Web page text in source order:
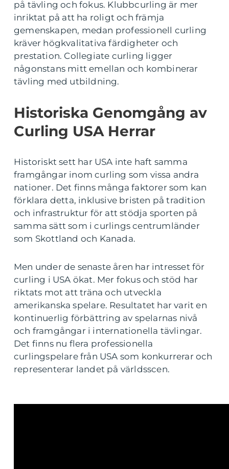
på tävling och fokus. Klubbcurling är mer
inriktat på att ha roligt och främja
gemenskapen, medan professionell curling
kräver högkvalitativa färdigheter och
prestation. Collegiate curling ligger
någonstans mitt emellan och kombinerar
tävling med utbildning.
Historiska Genomgång av
Curling USA Herrar
Historiskt sett har USA inte haft samma
framgångar inom curling som vissa andra
nationer. Det finns många faktorer som kan
förklara detta, inklusive bristen på tradition
och infrastruktur för att stödja sporten på
samma sätt som i curlings centrumländer
som Skottland och Kanada.
Men under de senaste åren har intresset för
curling i USA ökat. Mer fokus och stöd har
riktats mot att träna och utveckla
amerikanska spelare. Resultatet har varit en
kontinuerlig förbättring av spelarnas nivå
och framgångar i internationella tävlingar.
Det finns nu flera professionella
curlingspelare från USA som konkurrerar och
representerar landet på världsscen.